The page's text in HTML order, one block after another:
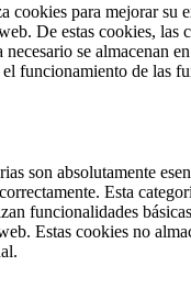
cookies para mejorar su
De estas cookies, las
necesario se almacenan
el funcionamiento de las
son absolutamente
Esta
funcionalidades
Estas cookies no